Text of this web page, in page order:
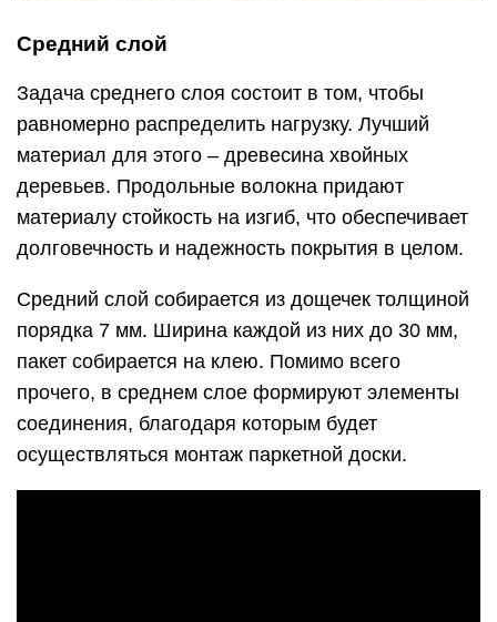
Средний слой
Задача среднего слоя состоит в том, чтобы
равномерно распределить нагрузку. Лучший
материал для этого – древесина хвойных
деревьев. Продольные волокна придают
материалу стойкость на изгиб, что обеспечивает
долговечность и надежность покрытия в целом.
Средний слой собирается из дощечек толщиной
порядка 7 мм. Ширина каждой из них до 30 мм,
пакет собирается на клею. Помимо всего
прочего, в среднем слое формируют элементы
соединения, благодаря которым будет
осуществляться монтаж паркетной доски.